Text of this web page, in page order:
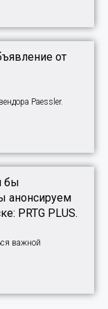
от
Paessler.
бы
анонсируем
PRTG PLUS.
важной